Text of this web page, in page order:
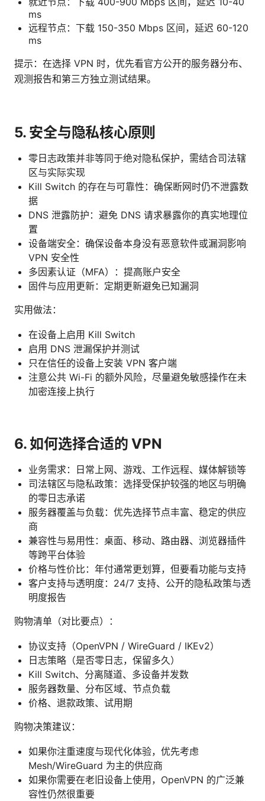
ms
远程节点：下载 150-350 Mbps 区间，延迟 60-120
ms
提示：在选择 VPN 时，优先看官方公开的服务器分布、
观测报告和第三方独立测试结果。
5. 安全与隐私核心原则
零日志政策并非等同于绝对隐私保护，需结合司法辖
区与实际实现
Kill Switch 的存在与可靠性：确保断网时仍不泄露数
据
DNS 泄露防护：避免 DNS 请求暴露你的真实地理位
置
设备端安全：确保设备本身没有恶意软件或漏洞影响
VPN 安全性
多因素认证（MFA）：提高账户安全
固件与应用更新：定期更新避免已知漏洞
实用做法：
在设备上启用 Kill Switch
启用 DNS 泄漏保护并测试
只在信任的设备上安装 VPN 客户端
注意公共 Wi-Fi 的额外风险，尽量避免敏感操作在未
加密连接上执行
6. 如何选择合适的 VPN
业务需求：日常上网、游戏、工作远程、媒体解锁等
司法辖区与隐私政策：选择受保护较强的地区与明确
的零日志承诺
服务器覆盖与负载：优先选择节点丰富、稳定的供应
商
兼容性与易用性：桌面、移动、路由器、浏览器插件
等跨平台体验
价格与性价比：年付通常更划算，但要看功能与支持
客户支持与透明度：24/7 支持、公开的隐私政策与透
明度报告
购物清单（对比要点）：
协议支持（OpenVPN / WireGuard / IKEv2）
日志策略（是否零日志，保留多久）
Kill Switch、分离隧道、多设备并发数
服务器数量、分布区域、节点负载
价格、退款政策、试用期
购物决策建议：
如果你注重速度与现代化体验，优先考虑
Mesh/WireGuard 为主的供应商
如果你需要在老旧设备上使用，OpenVPN 的广泛兼
容性仍然很重要